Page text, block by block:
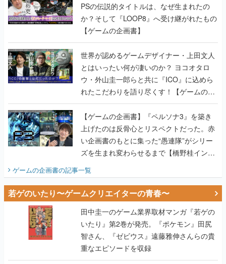
PSの伝説的タイトルは、なぜ生まれたの
か？そして『LOOP8』へ受け継がれたもの
【ゲームの企画書】
世界が認めるゲームデザイナー・上田文人
とはいったい何が凄いのか？ ヨコオタロ
ウ・外山圭一郎らと共に『ICO』に込めら
れたこだわりを語り尽くす！【ゲームの企
画書】
【ゲームの企画書】『ペルソナ3』を築き
上げたのは反骨心とリスペクトだった。赤
い企画書のもとに集った“愚連隊”がシリー
ズを生まれ変わらせるまで【橋野桂インタ
ビュー】
ゲームの企画書の記事一覧
若ゲのいたり〜ゲームクリエイターの青春〜
田中圭一のゲーム業界取材マンガ『若ゲの
いたり』第2巻が発売。『ポケモン』田尻
智さん、『ゼビウス』遠藤雅伸さんらの貴
重なエピソードを収録